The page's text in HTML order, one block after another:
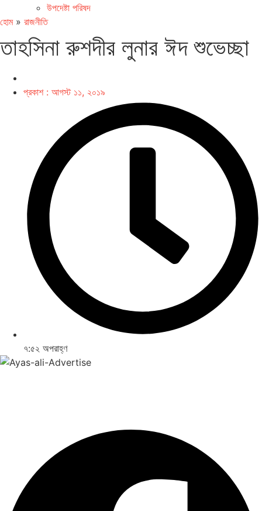
উপদেষ্টা পরিষদ
হোম» রাজনীতি
তাহসিনা রুশদীর লুনার ঈদ শুভেচ্ছা
প্রকাশ : আগস্ট ১১, ২০১৯
৭:৫২ অপরাহ্ণ